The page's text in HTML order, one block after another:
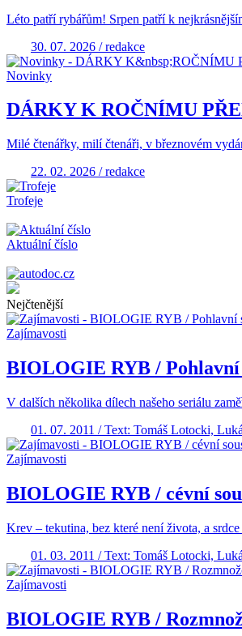
Léto patří rybářům! Srpen patří k
30. 07. 2026 / redakce
Novinky
DÁRKY K ROČNÍMU
Milé čtenářky, milí čtenáři, v březnovém
22. 02. 2026 / redakce
Trofeje
Aktuální číslo
Nejčtenější
Zajímavosti
BIOLOGIE RYB / Pohlavní
V dalších několika dílech našeho seriálu
01. 07. 2011 / Text: Tomáš Lotocki,
Zajímavosti
BIOLOGIE RYB / cévní
Krev – tekutina, bez které není života, a
01. 03. 2011 / Text: Tomáš Lotocki,
Zajímavosti
BIOLOGIE RYB /